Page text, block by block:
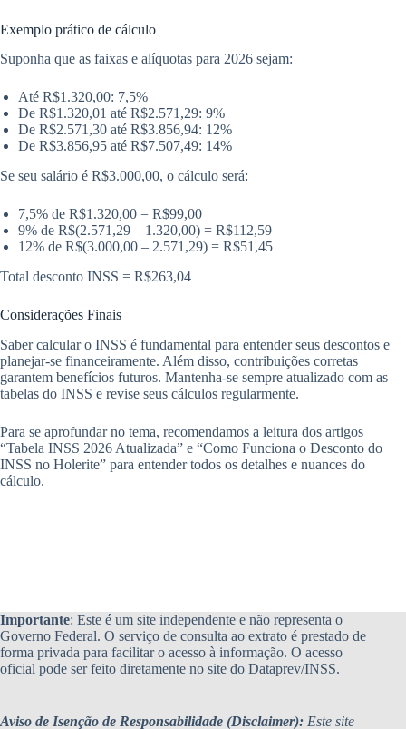
Exemplo prático de cálculo
Suponha que as faixas e alíquotas para 2026 sejam:
Até R$1.320,00: 7,5%
De R$1.320,01 até R$2.571,29: 9%
De R$2.571,30 até R$3.856,94: 12%
De R$3.856,95 até R$7.507,49: 14%
Se seu salário é R$3.000,00, o cálculo será:
7,5% de R$1.320,00 = R$99,00
9% de R$(2.571,29 – 1.320,00) = R$112,59
12% de R$(3.000,00 – 2.571,29) = R$51,45
Total desconto INSS = R$263,04
Considerações Finais
Saber calcular o INSS é fundamental para entender seus descontos e
planejar-se financeiramente. Além disso, contribuições corretas
garantem benefícios futuros. Mantenha-se sempre atualizado com as
tabelas do INSS e revise seus cálculos regularmente.
Para se aprofundar no tema, recomendamos a leitura dos artigos
“Tabela INSS 2026 Atualizada” e “Como Funciona o Desconto do
INSS no Holerite” para entender todos os detalhes e nuances do
cálculo.
Importante: Este é um site independente e não representa o
Governo Federal. O serviço de consulta ao extrato é prestado de
forma privada para facilitar o acesso à informação. O acesso
oficial pode ser feito diretamente no site do Dataprev/INSS.
Aviso de Isenção de Responsabilidade (Disclaimer): Este site